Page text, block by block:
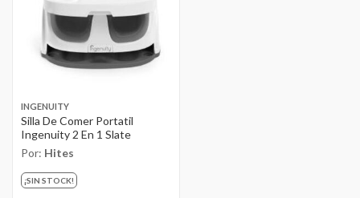
INGENUITY
Silla De Comer Portatil
Ingenuity 2 En 1 Slate
Por: Hites
¡SIN STOCK!